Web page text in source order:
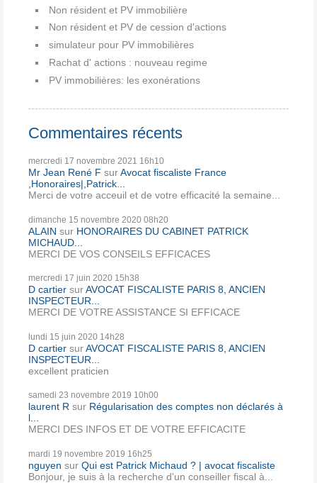
Non résident et PV immobilière
Non résident et PV de cession d'actions
simulateur pour PV immobilières
Rachat d' actions : nouveau regime
PV immobilières: les exonérations
Commentaires récents
mercredi 17 novembre 2021 16h10
Mr Jean René F surAvocat fiscaliste France
,Honoraires|,Patrick...
Merci de votre acceuil et de votre efficacité la semaine...
dimanche 15 novembre 2020 08h20
ALAIN sur HONORAIRES DU CABINET PATRICK
MICHAUD...
MERCI DE VOS CONSEILS EFFICACES
mercredi 17 juin 2020 15h38
D cartier surAVOCAT FISCALISTE PARIS 8, ANCIEN
INSPECTEUR...
MERCI DE VOTRE ASSISTANCE SI EFFICACE
lundi 15 juin 2020 14h28
D cartier surAVOCAT FISCALISTE PARIS 8, ANCIEN
INSPECTEUR...
excellent praticien
samedi 23 novembre 2019 10h00
laurent R sur Régularisation des comptes non déclarés à
l...
MERCI DES INFOS ET DE VOTRE EFFICACITE
mardi 19 novembre 2019 16h25
nguyen sur Qui est Patrick Michaud ? | avocat fiscaliste
Bonjour, je suis à la recherche d'un conseiller fiscal à...